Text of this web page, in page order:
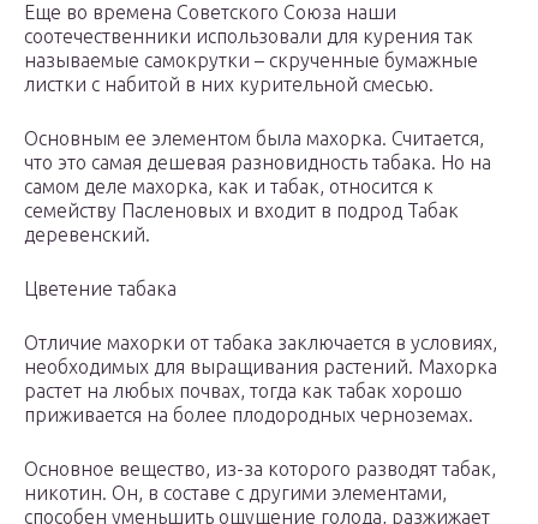
Еще во времена Советского Союза наши
соотечественники использовали для курения так
называемые самокрутки – скрученные бумажные
листки с набитой в них курительной смесью.
Основным ее элементом была махорка. Считается,
что это самая дешевая разновидность табака. Но на
самом деле махорка, как и табак, относится к
семейству Пасленовых и входит в подрод Табак
деревенский.
Цветение табака
Отличие махорки от табака заключается в условиях,
необходимых для выращивания растений. Махорка
растет на любых почвах, тогда как табак хорошо
приживается на более плодородных черноземах.
Основное вещество, из-за которого разводят табак,
никотин. Он, в составе с другими элементами,
способен уменьшить ощущение голода, разжижает